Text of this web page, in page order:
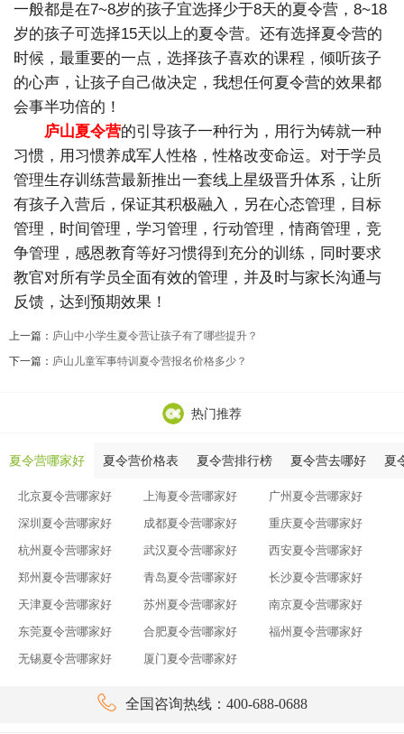
一般都是在7~8岁的孩子宜选择少于8天的夏令营，8~18
岁的孩子可选择15天以上的夏令营。还有选择夏令营的
时候，最重要的一点，选择孩子喜欢的课程，倾听孩子
的心声，让孩子自己做决定，我想任何夏令营的效果都
会事半功倍的！
庐山夏令营的引导孩子一种行为，用行为铸就一种
习惯，用习惯养成军人性格，性格改变命运。对于学员
管理生存训练营最新推出一套线上星级晋升体系，让所
有孩子入营后，保证其积极融入，另在心态管理，目标
管理，时间管理，学习管理，行动管理，情商管理，竞
争管理，感恩教育等好习惯得到充分的训练，同时要求
教官对所有学员全面有效的管理，并及时与家长沟通与
反馈，达到预期效果！
上一篇： 庐山中小学生夏令营让孩子有了哪些提升？
下一篇： 庐山儿童军事特训夏令营报名价格多少？
热门推荐
夏令营哪家好 夏令营价格表 夏令营排行榜 夏令营去哪好 夏
北京夏令营哪家好 上海夏令营哪家好
广州夏令营哪家好
深圳夏令营哪家好
成都夏令营哪家好
重庆夏令营哪家好
杭州夏令营哪家好
武汉夏令营哪家好
西安夏令营哪家好
郑州夏令营哪家好
青岛夏令营哪家好
长沙夏令营哪家好
天津夏令营哪家好
苏州夏令营哪家好
南京夏令营哪家好
东莞夏令营哪家好
合肥夏令营哪家好
福州夏令营哪家好
无锡夏令营哪家好
厦门夏令营哪家好
 全国咨询热线：400-688-0688